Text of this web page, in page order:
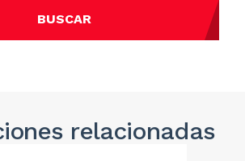
BUSCAR
relacionadas